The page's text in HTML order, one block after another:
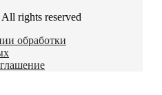
All rights reserved
обработки